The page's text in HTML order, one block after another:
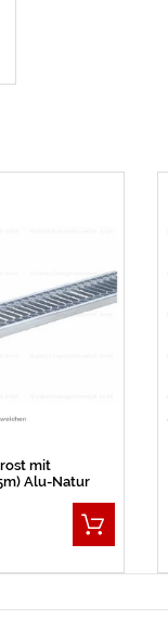
mit
Alu-Natur